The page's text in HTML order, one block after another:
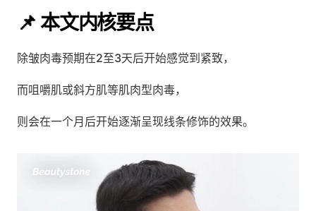
📌 本文内核要点
除皱肉毒预期在2至3天后开始感觉到紧致，
而咀嚼肌或斜方肌等肌肉型肉毒，
则会在一个月后开始逐渐呈现线条修饰的效果。